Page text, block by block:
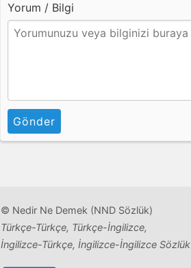
Yorum / Bilgi
Gönder
© Nedir Ne Demek (NND Sözlük)
Türkçe-Türkçe, Türkçe-İngilizce,
İngilizce-Türkçe, İngilizce-İngilizce Sözlük